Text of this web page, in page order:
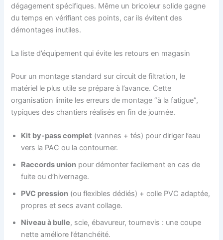
dégagement spécifiques. Même un bricoleur solide gagne
du temps en vérifiant ces points, car ils évitent des
démontages inutiles.
La liste d’équipement qui évite les retours en magasin
Pour un montage standard sur circuit de filtration, le
matériel le plus utile se prépare à l’avance. Cette
organisation limite les erreurs de montage “à la fatigue”,
typiques des chantiers réalisés en fin de journée.
Kit by-pass complet (vannes + tés) pour diriger l’eau
vers la PAC ou la contourner.
Raccords union pour démonter facilement en cas de
fuite ou d’hivernage.
PVC pression (ou flexibles dédiés) + colle PVC adaptée,
propres et secs avant collage.
Niveau à bulle, scie, ébavureur, tournevis : une coupe
nette améliore l’étanchéité.